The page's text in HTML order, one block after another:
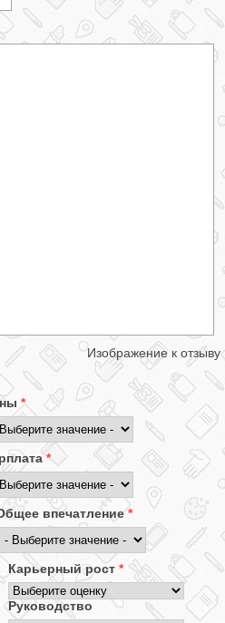
Изображение к отзыву
*
*
впечатление*
Карьерный рост *
Руководство